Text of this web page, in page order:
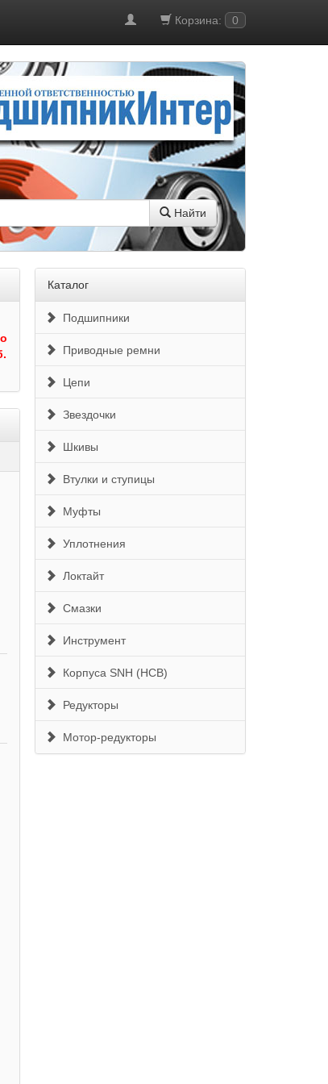
Корзина: 0
Найти
Каталог
Подшипники
Приводные ремни
Цепи
Звездочки
Шкивы
Втулки и ступицы
Муфты
Уплотнения
Локтайт
Смазки
Инструмент
Корпуса SNH (HCB)
Редукторы
Мотор-редукторы